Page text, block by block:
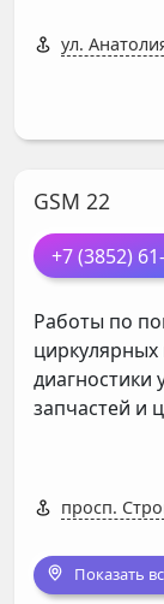
ул.
GSM 22
+7 (3852)
Работы по
диагностики
запчастей и
просп.
Показать